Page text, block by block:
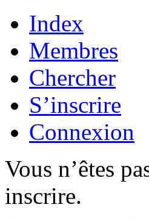
Index
Membres
Chercher
S’inscrire
Connexion
Vous n’êtes
inscrire.